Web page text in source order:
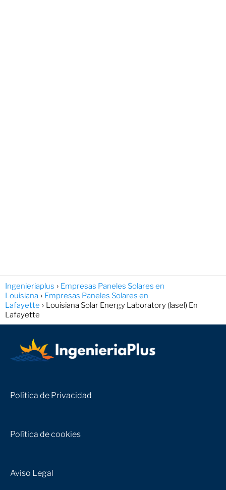
Ingenieriaplus
Empresas Paneles Solares en
Louisiana
Empresas Paneles Solares en
Lafayette
Louisiana Solar Energy Laboratory (lasel) En
Lafayette
Política de Privacidad
Política de cookies
Aviso Legal